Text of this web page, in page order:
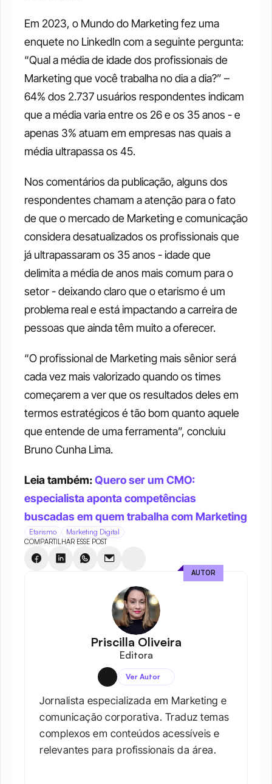
Em 2023, o Mundo do Marketing fez uma
enquete no LinkedIn com a seguinte pergunta:
“Qual a média de idade dos profissionais de
Marketing que você trabalha no dia a dia?” –
64% dos 2.737 usuários respondentes indicam
que a média varia entre os 26 e os 35 anos - e
apenas 3% atuam em empresas nas quais a
média ultrapassa os 45.
Nos comentários da publicação, alguns dos
respondentes chamam a atenção para o fato
de que o mercado de Marketing e comunicação
considera desatualizados os profissionais que
já ultrapassaram os 35 anos - idade que
delimita a média de anos mais comum para o
setor - deixando claro que o etarismo é um
problema real e está impactando a carreira de
pessoas que ainda têm muito a oferecer.
“O profissional de Marketing mais sênior será
cada vez mais valorizado quando os times
começarem a ver que os resultados deles em
termos estratégicos é tão bom quanto aquele
que entende de uma ferramenta”, concluiu
Bruno Cunha Lima.
Leia também: Quero ser um CMO:
especialista aponta competências
buscadas em quem trabalha com Marketing
Etarismo Marketing Digital
COMPARTILHAR ESSE POST
Priscilla Oliveira
Editora
Ver Autor
Jornalista especializada em Marketing e
comunicação corporativa. Traduz temas
complexos em conteúdos acessíveis e
relevantes para profissionais da área.​
AUTOR